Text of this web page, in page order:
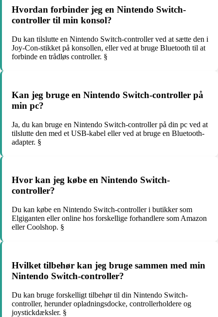
Hvordan forbinder jeg en Nintendo Switch-
controller til min konsol?
Du kan tilslutte en Nintendo Switch-controller ved at sætte den i
Joy-Con-stikket på konsollen, eller ved at bruge Bluetooth til at
forbinde en trådløs controller. §
Kan jeg bruge en Nintendo Switch-controller på
min pc?
Ja, du kan bruge en Nintendo Switch-controller på din pc ved at
tilslutte den med et USB-kabel eller ved at bruge en Bluetooth-
adapter. §
Hvor kan jeg købe en Nintendo Switch-
controller?
Du kan købe en Nintendo Switch-controller i butikker som
Elgiganten eller online hos forskellige forhandlere som Amazon
eller Coolshop. §
Hvilket tilbehør kan jeg bruge sammen med min
Nintendo Switch-controller?
Du kan bruge forskelligt tilbehør til din Nintendo Switch-
controller, herunder opladningsdocke, controllerholdere og
joystickdæksler. §